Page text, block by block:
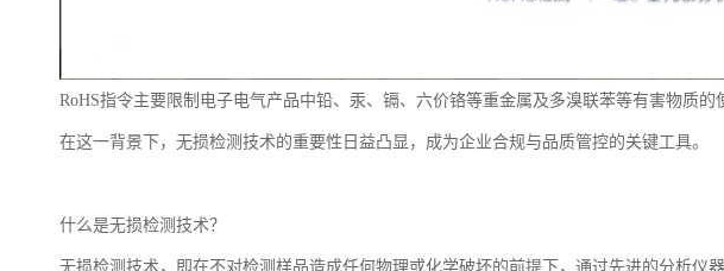
RoHS指令主要限制电子电气产品中铅、汞、镉、六价铬等重金属及多溴联苯等有害物质的
在这一背景下，无损检测技术的重要性日益凸显，成为企业合规与品质管控的关键工具。
什么是无损检测技术？
无损检测技术，即在不对检测样品造成任何物理或化学破坏的前提下，通过先进的分析仪